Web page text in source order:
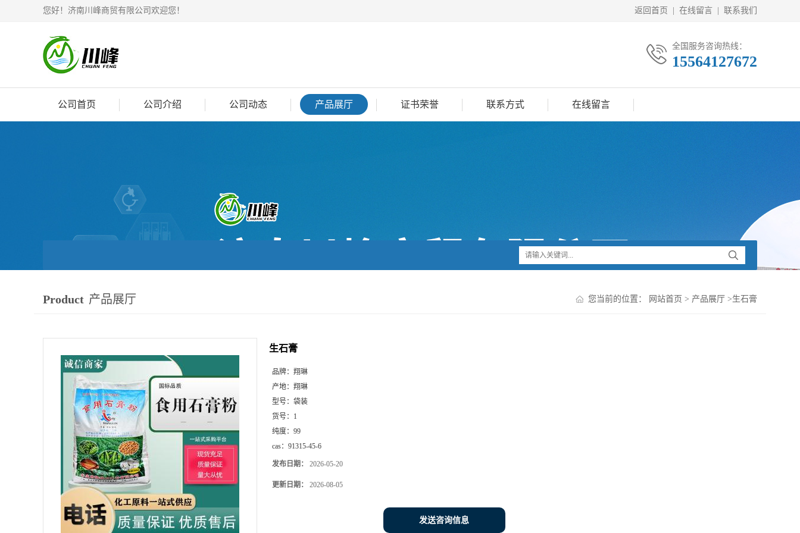
您好！济南川峰商贸有限公司欢迎您！ 返回首页 在线留言 联系我们
全国服务咨询热线：
15564127672
公司首页 公司介绍 公司动态 产品展厅 证书荣誉 联系方式 在线留言
Product 产品展厅 您当前的位置： 网站首页 > 产品展厅 >生石膏
生石膏
品牌： 翔琳
产地： 翔琳
型号： 袋装
货号： 1
纯度： 99
cas： 91315-45-6
发布日期： 2026-05-20
更新日期： 2026-08-05
发送咨询信息